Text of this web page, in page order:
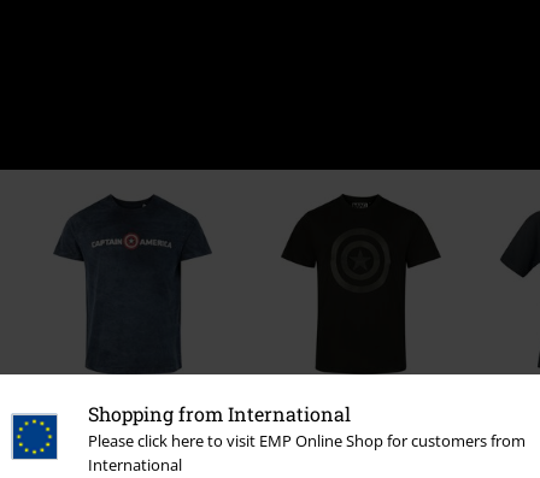
Shopping from International
Please click here to visit EMP Online Shop for customers from
International
Frakr 479,00 kr 295,00